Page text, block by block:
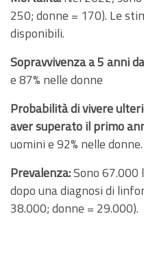
250; donne = 170). Le
disponibili.
Sopravvivenza a 5 anni
e 87% nelle donne
Probabilità di vivere
aver superato il primo
uomini e 92% nelle donne.
Prevalenza:Sono
dopo una diagnosi di
38.000; donne = 29.000).